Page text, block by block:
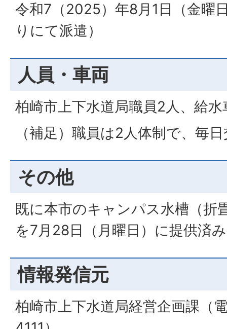
令和7（2025）年8月1日（金曜
りにて派遣）
人員・車両
柏崎市上下水道局職員2人、給
（補足）職員は2人体制で、毎
その他
既に本市のキャンパス水槽（折
を7月28日（月曜日）に提供済
情報発信元
柏崎市上下水道局経営企画課（